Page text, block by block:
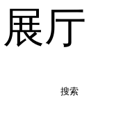
厅
搜索